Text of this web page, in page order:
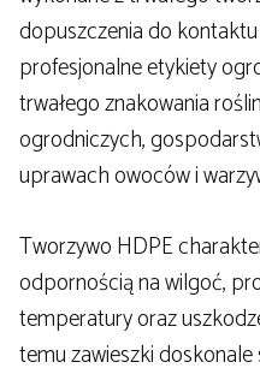
dopuszczenia do
profesjonalne etykiety
trwałego znakowania
ogrodniczych,
uprawach owoców i
Tworzywo HDPE
odpornością na wilgoć,
temperatury oraz
temu zawieszki